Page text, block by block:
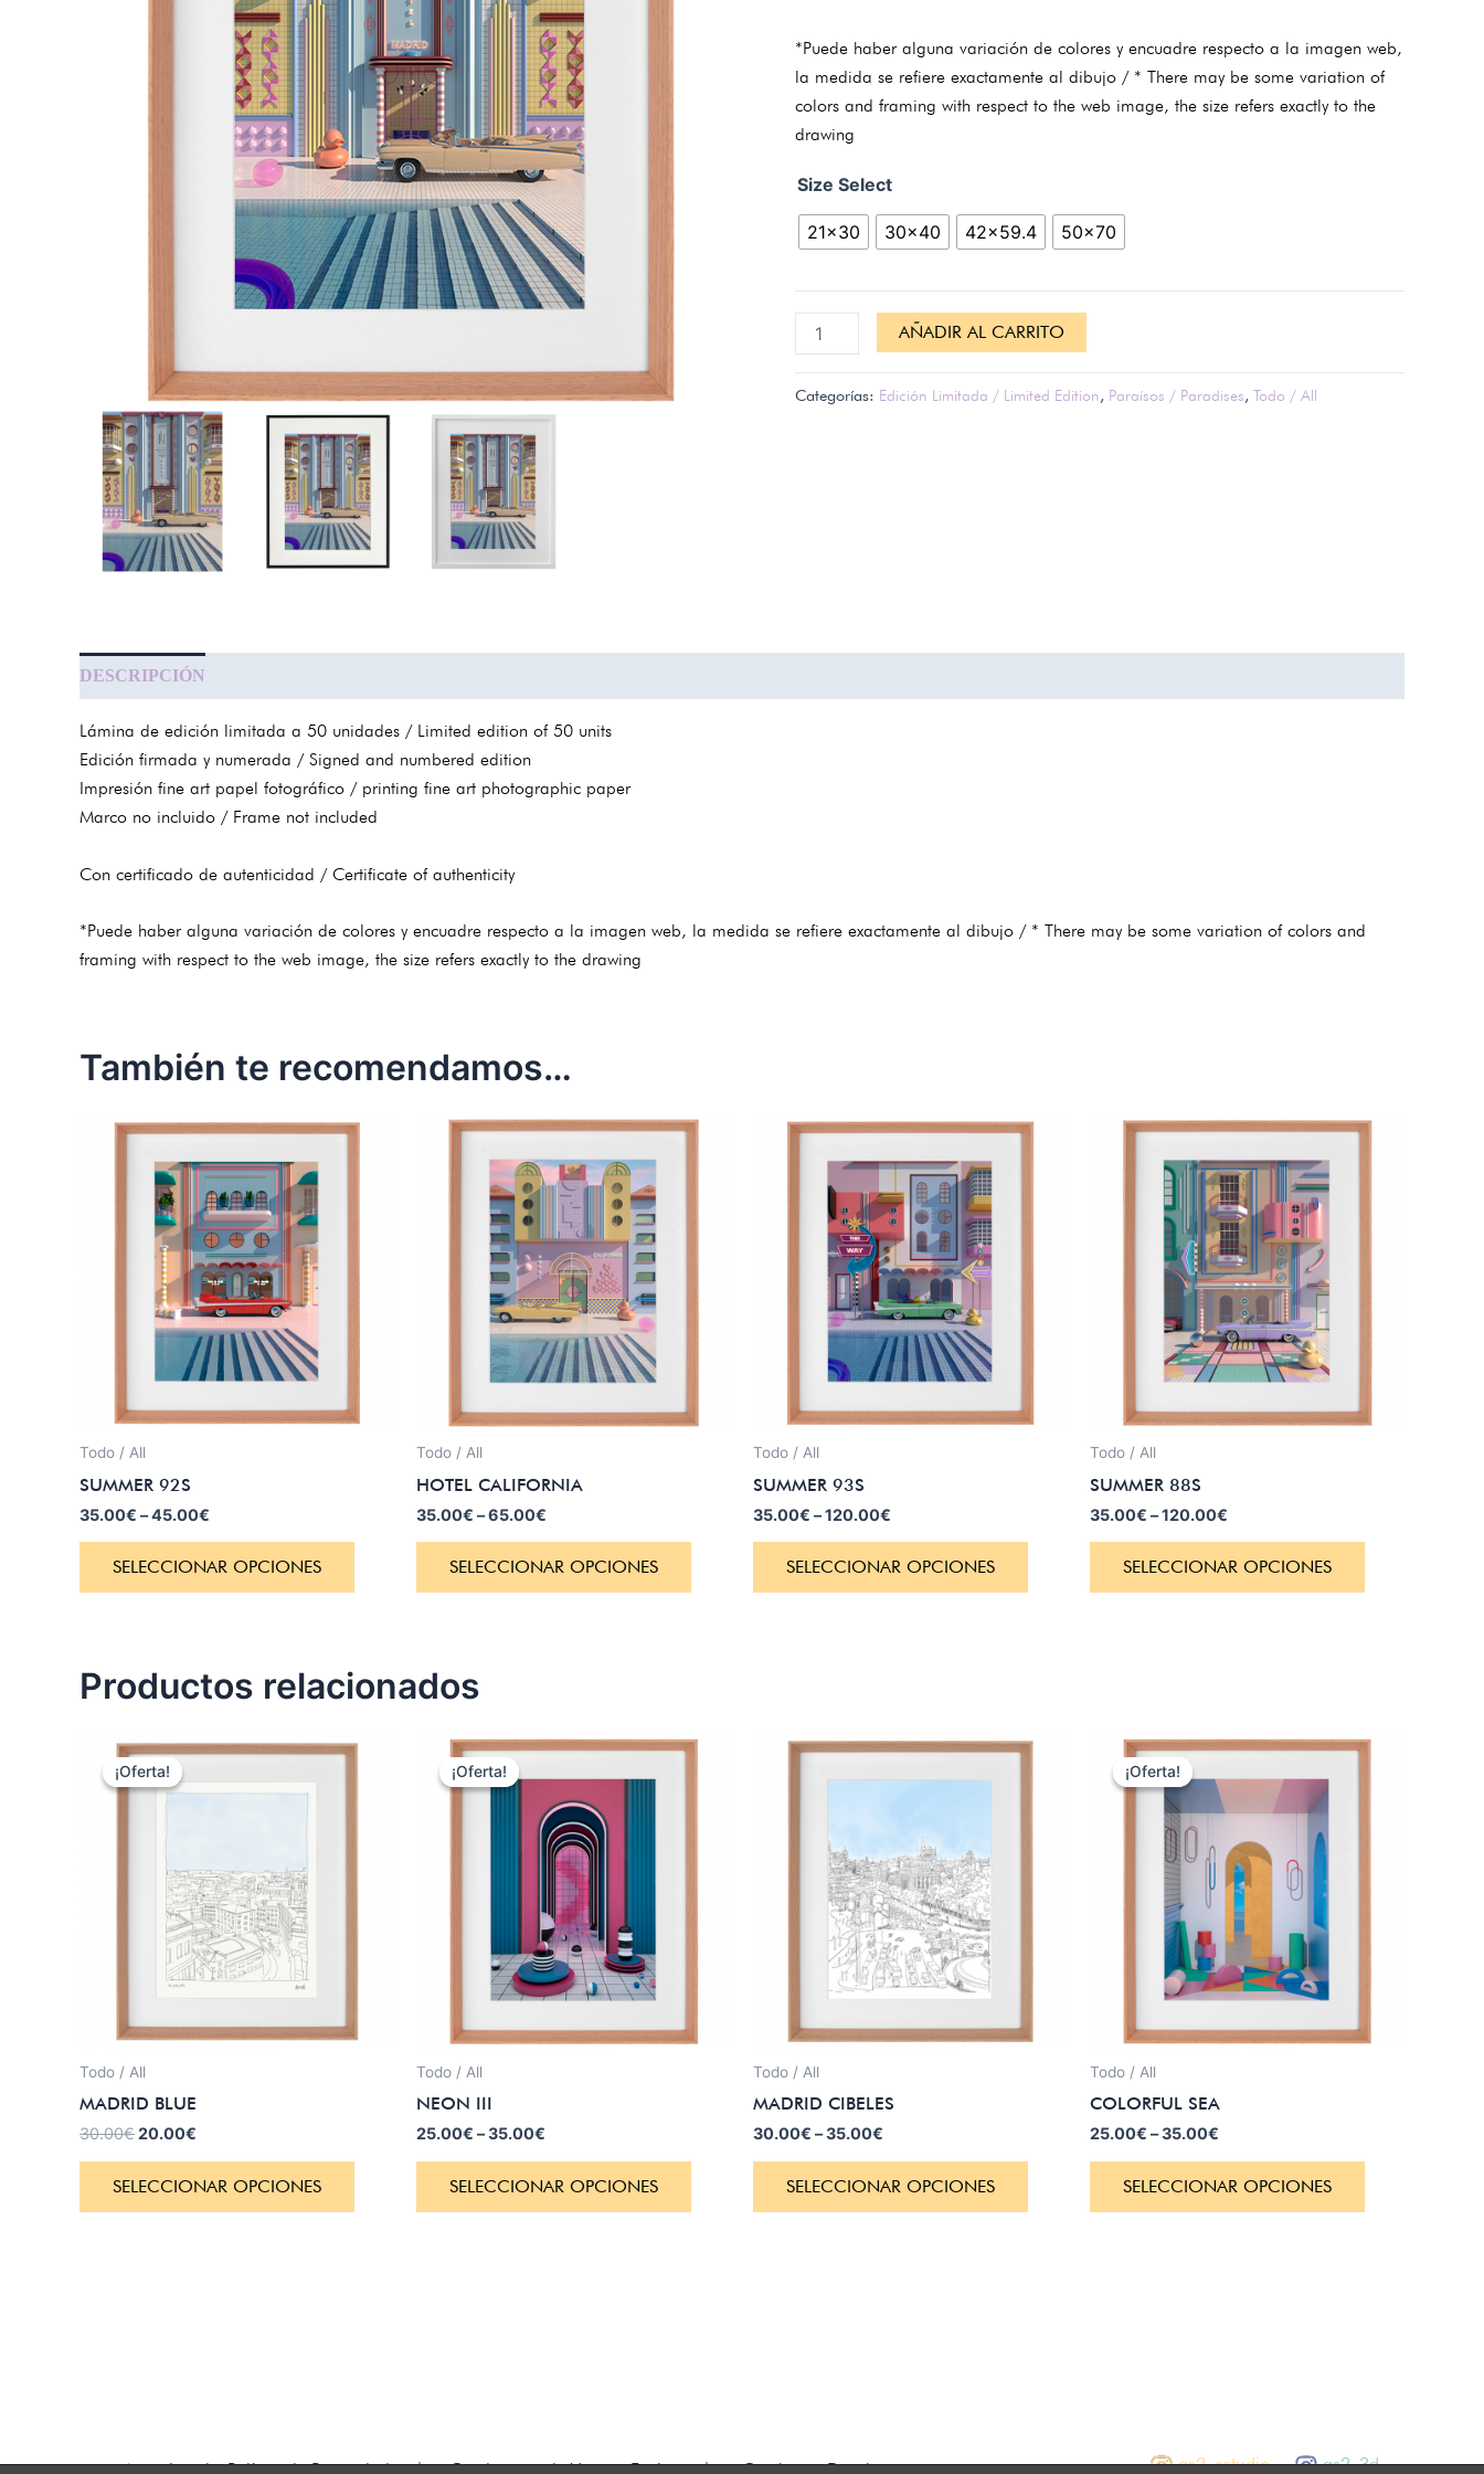
*Puede haber alguna variación de colores y encuadre respecto a la imagen web,
la medida se refiere exactamente al dibujo / * There may be some variation of
colors and framing with respect to the web image, the size refers exactly to the
drawing
Size Select
21x30 30x40 42x59.4 50x70
AÑADIR AL CARRITO
Categorías: Edición Limitada / Limited Edition, Paraísos / Paradises, Todo / All
DESCRIPCIÓN
Lámina de edición limitada a 50 unidades / Limited edition of 50 units
Edición firmada y numerada / Signed and numbered edition
Impresión fine art papel fotográfico / printing fine art photographic paper
Marco no incluido / Frame not included
Con certificado de autenticidad / Certificate of authenticity
*Puede haber alguna variación de colores y encuadre respecto a la imagen web, la medida se refiere exactamente al dibujo / * There may be some variation of colors and
framing with respect to the web image, the size refers exactly to the drawing
También te recomendamos…
Todo / All
SUMMER 92S
35.00€ –45.00€
SELECCIONAR OPCIONES
Todo / All
HOTEL CALIFORNIA
35.00€ –65.00€
SELECCIONAR OPCIONES
Todo / All
SUMMER 93S
35.00€ –120.00€
SELECCIONAR OPCIONES
Todo / All
SUMMER 88S
35.00€ –120.00€
SELECCIONAR OPCIONES
Productos relacionados
¡Oferta!
¡Oferta!
Todo / All
MADRID BLUE
30.00€
El
precio
original
era:
20.00€
El
SELECCIONAR OPCIONES
¡Oferta!
¡Oferta!
Todo / All
NEON III
25.00€ –35.00€
SELECCIONAR OPCIONES
Todo / All
MADRID CIBELES
30.00€ –35.00€
SELECCIONAR OPCIONES
¡Oferta!
¡Oferta!
Todo / All
COLORFUL SEA
25.00€ –35.00€
SELECCIONAR OPCIONES
Aviso Legal y Política de Privacidad|Condiciones de Venta y Envíos|Cambios y Devoluciones as2_estudio as2_3d